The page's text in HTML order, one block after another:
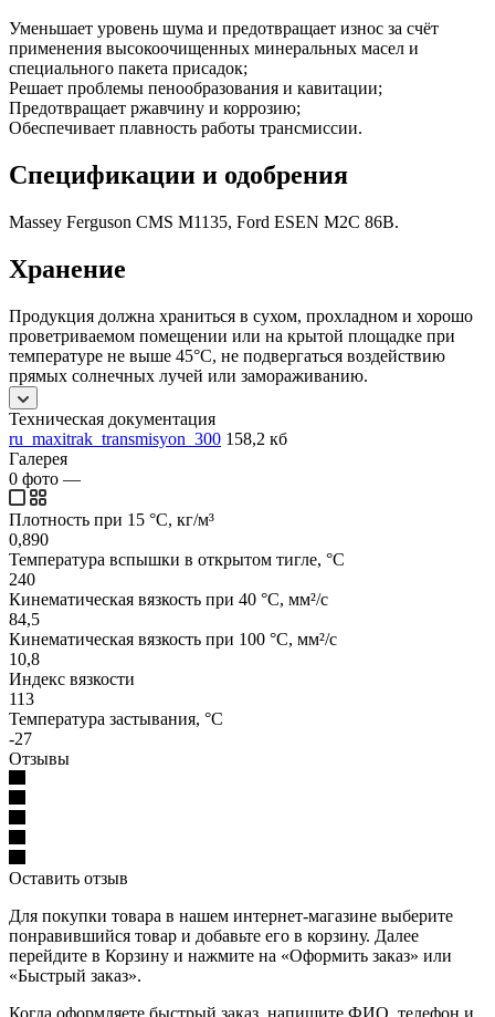
Уменьшает уровень шума и предотвращает износ за счёт
применения высокоочищенных минеральных масел и
специального пакета присадок;
Решает проблемы пенообразования и кавитации;
Предотвращает ржавчину и коррозию;
Обеспечивает плавность работы трансмиссии.
Спецификации и одобрения
Massey Ferguson CMS M1135, Ford ESEN M2C 86B.
Хранение
Продукция должна храниться в сухом, прохладном и хорошо
проветриваемом помещении или на крытой площадке при
температуре не выше 45°C, не подвергаться воздействию
прямых солнечных лучей или замораживанию.
Техническая документация
ru_maxitrak_transmisyon_300 158,2 кб
Галерея
0 фото —
Плотность при 15 °C, кг/м³
0,890
Температура вспышки в открытом тигле, °C
240
Кинематическая вязкость при 40 °C, мм²/с
84,5
Кинематическая вязкость при 100 °C, мм²/с
10,8
Индекс вязкости
113
Температура застывания, °C
-27
Отзывы
Оставить отзыв
Для покупки товара в нашем интернет-магазине выберите
понравившийся товар и добавьте его в корзину. Далее
перейдите в Корзину и нажмите на «Оформить заказ» или
«Быстрый заказ».
Когда оформляете быстрый заказ, напишите ФИО, телефон и